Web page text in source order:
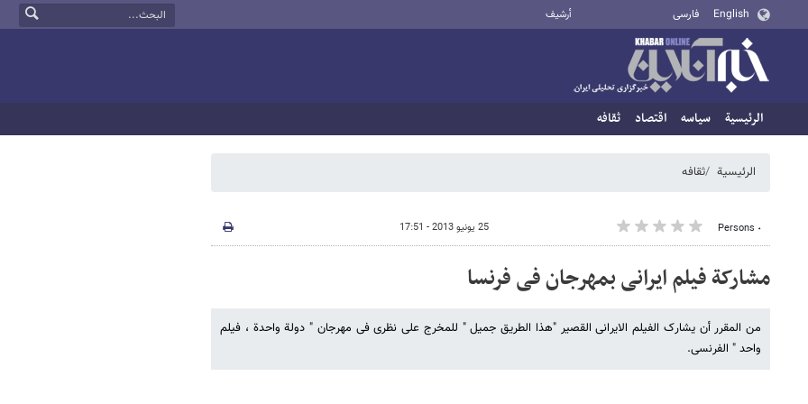
English فارسی أرشيف
الرئيسية سیاسه اقتصاد ثقافه
الرئيسية ثقافه
٠ Persons 25 يونيو 2013 - 17:51
مشارکة فیلم ایرانی بمهرجان فی فرنسا
من المقرر أن یشارک الفیلم الایرانی القصیر "هذا الطریق جمیل " للمخرج علی نظری فی مهرجان " دولة واحدة ، فیلم
واحد " الفرنسی.